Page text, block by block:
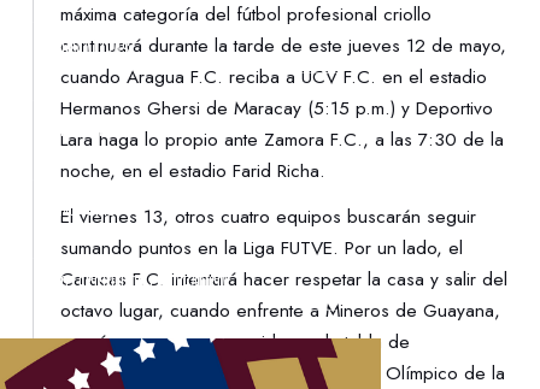
NORMATIVAS
CONTACTO
DENUNCIAS
PROTECCIÓN DE LA INFANCIA
máxima categoría del fútbol profesional criollo
continuará durante la tarde de este jueves 12 de mayo,
cuando Aragua F.C. reciba a UCV F.C. en el estadio
Hermanos Ghersi de Maracay (5:15 p.m.) y Deportivo
Lara haga lo propio ante Zamora F.C., a las 7:30 de la
noche, en el estadio Farid Richa.
El viernes 13, otros cuatro equipos buscarán seguir
sumando puntos en la Liga FUTVE. Por un lado, el
Caracas F.C. intentará hacer respetar la casa y salir del
octavo lugar, cuando enfrente a Mineros de Guayana,
su más cercano perseguidor en la tabla de
posiciones. El cotejo será en el estadio Olímpico de la